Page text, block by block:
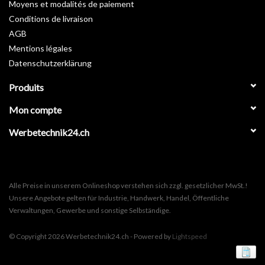
Moyens et modalités de paiement
Conditions de livraison
AGB
Mentions légales
Datenschutzerklärung
Produits
Mon compte
Werbetechnik24.ch
Alle Preise in unserem Onlineshop verstehen sich zzgl. gesetzlicher MwSt.!
Unsere Angebote gelten für Industrie, Handwerk, Handel, Öffentliche
Verwaltungen, Gewerbe und sonstige Selbständige.
© Copyright 2026 Werbetechnik24.ch - Powered by Lightspeed